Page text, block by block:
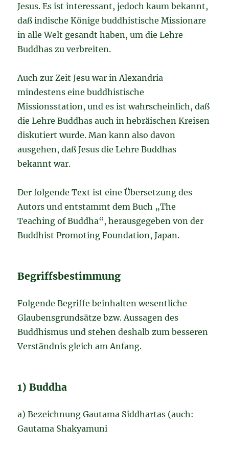
Jesus. Es ist interessant, jedoch kaum bekannt,
daß indische Könige buddhistische Missionare
in alle Welt gesandt haben, um die Lehre
Buddhas zu verbreiten.
Auch zur Zeit Jesu war in Alexandria
mindestens eine buddhistische
Missionsstation, und es ist wahrscheinlich, daß
die Lehre Buddhas auch in hebräischen Kreisen
diskutiert wurde. Man kann also davon
ausgehen, daß Jesus die Lehre Buddhas
bekannt war.
Der folgende Text ist eine Übersetzung des
Autors und entstammt dem Buch „The
Teaching of Buddha“, herausgegeben von der
Buddhist Promoting Foundation, Japan.
Begriffsbestimmung
Folgende Begriffe beinhalten wesentliche
Glaubensgrundsätze bzw. Aussagen des
Buddhismus und stehen deshalb zum besseren
Verständnis gleich am Anfang.
1) Buddha
a) Bezeichnung Gautama Siddhartas (auch:
Gautama Shakyamuni